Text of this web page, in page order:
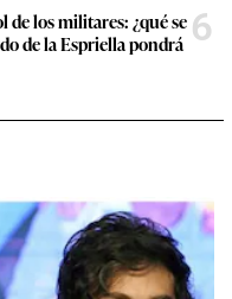
de los militares: ¿qué se
de la Espriella pondrá 6